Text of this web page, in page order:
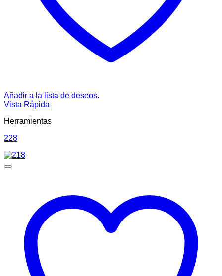
Añadir a la lista de deseos.
Vista Rápida
Herramientas
228